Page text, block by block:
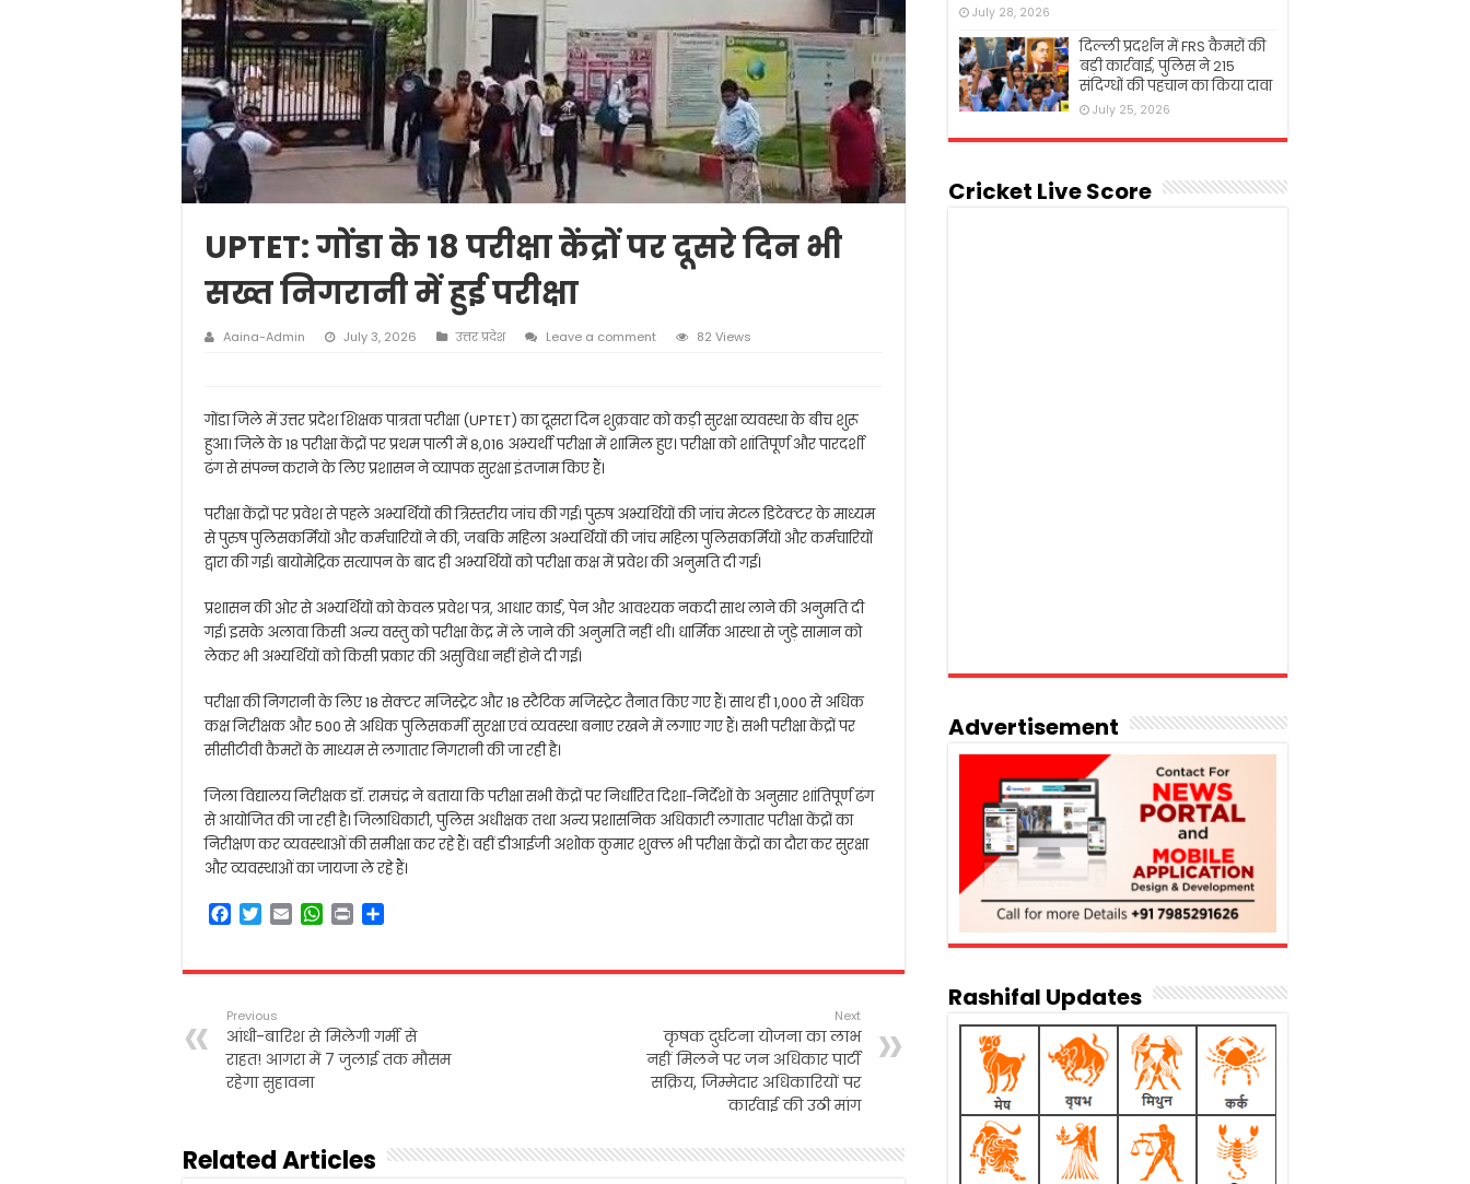
UPTET: गोंडा के 18 परीक्षा केंद्रों पर दूसरे दिन भी
सख्त निगरानी में हुई परीक्षा
Aaina-Admin July 3, 2026 उत्तर प्रदेश Leave a comment 82 Views
गोंडा जिले में उत्तर प्रदेश शिक्षक पात्रता परीक्षा (UPTET) का दूसरा दिन शुक्रवार को कड़ी सुरक्षा व्यवस्था के बीच शुरू
हुआ। जिले के 18 परीक्षा केंद्रों पर प्रथम पाली में 8,016 अभ्यर्थी परीक्षा में शामिल हुए। परीक्षा को शांतिपूर्ण और पारदर्शी
ढंग से संपन्न कराने के लिए प्रशासन ने व्यापक सुरक्षा इंतजाम किए हैं।
परीक्षा केंद्रों पर प्रवेश से पहले अभ्यर्थियों की त्रिस्तरीय जांच की गई। पुरुष अभ्यर्थियों की जांच मेटल डिटेक्टर के माध्यम
से पुरुष पुलिसकर्मियों और कर्मचारियों ने की, जबकि महिला अभ्यर्थियों की जांच महिला पुलिसकर्मियों और कर्मचारियों
द्वारा की गई। बायोमेट्रिक सत्यापन के बाद ही अभ्यर्थियों को परीक्षा कक्ष में प्रवेश की अनुमति दी गई।
प्रशासन की ओर से अभ्यर्थियों को केवल प्रवेश पत्र, आधार कार्ड, पेन और आवश्यक नकदी साथ लाने की अनुमति दी
गई। इसके अलावा किसी अन्य वस्तु को परीक्षा केंद्र में ले जाने की अनुमति नहीं थी। धार्मिक आस्था से जुड़े सामान को
लेकर भी अभ्यर्थियों को किसी प्रकार की असुविधा नहीं होने दी गई।
परीक्षा की निगरानी के लिए 18 सेक्टर मजिस्ट्रेट और 18 स्टैटिक मजिस्ट्रेट तैनात किए गए हैं। साथ ही 1,000 से अधिक
कक्ष निरीक्षक और 500 से अधिक पुलिसकर्मी सुरक्षा एवं व्यवस्था बनाए रखने में लगाए गए हैं। सभी परीक्षा केंद्रों पर
सीसीटीवी कैमरों के माध्यम से लगातार निगरानी की जा रही है।
जिला विद्यालय निरीक्षक डॉ. रामचंद्र ने बताया कि परीक्षा सभी केंद्रों पर निर्धारित दिशा-निर्देशों के अनुसार शांतिपूर्ण ढंग
से आयोजित की जा रही है। जिलाधिकारी, पुलिस अधीक्षक तथा अन्य प्रशासनिक अधिकारी लगातार परीक्षा केंद्रों का
निरीक्षण कर व्यवस्थाओं की समीक्षा कर रहे हैं। वहीं डीआईजी अशोक कुमार शुक्ल भी परीक्षा केंद्रों का दौरा कर सुरक्षा
और व्यवस्थाओं का जायजा ले रहे हैं।
F
e
o
o
k
T
t
e
r
E
i
W
t
A
p
p
P
n
r
Previous
आंधी-बारिश से मिलेगी गर्मी से
राहत! आगरा में 7 जुलाई तक मौसम
रहेगा सुहावना
Next
कृषक दुर्घटना योजना का लाभ
नहीं मिलने पर जन अधिकार पार्टी
सक्रिय, जिम्मेदार अधिकारियों पर
कार्रवाई की उठी मांग
Related Articles
July 28, 2026
दिल्ली प्रदर्शन में FRS कैमरों की
बड़ी कार्रवाई, पुलिस ने 215
संदिग्धों की पहचान का किया दावा
July 25, 2026
Cricket Live Score
Advertisement
Rashifal Updates